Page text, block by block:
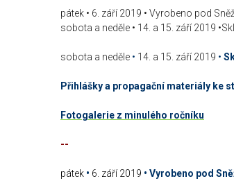
pátek • 6. září 2019 • Vyrobeno pod
sobota a neděle • 14. a 15. září 2019
sobota a neděle • 14. a 15. září 2019 •
Přihlášky a propagační materiály ke
Fotogalerie z minulého ročníku
--
pátek • 6. září 2019 • Vyrobeno pod